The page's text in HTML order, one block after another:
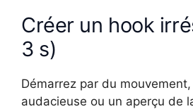
Créer un hook
3 s)
Démarrez par du
audacieuse ou un aperçu de